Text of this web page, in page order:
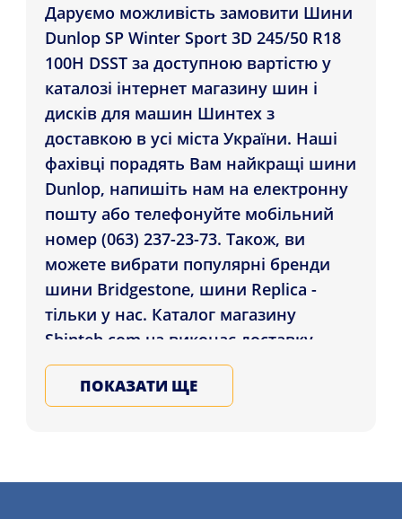
Даруємо можливість замовити Шини
Dunlop SP Winter Sport 3D 245/50 R18
100H DSST за доступною вартістю у
каталозі інтернет магазину шин і
дисків для машин Шинтех з
доставкою в усі міста України. Наші
фахівці порадять Вам найкращі шини
Dunlop, напишіть нам на електронну
пошту або телефонуйте мобільний
номер (063) 237-23-73. Також, ви
можете вибрати популярні бренди
шини Bridgestone, шини Replica -
тільки у нас. Каталог магазину
Shinteh.com.ua виконає доставку
Шини Dunlop SP Winter Sport 3D
245/50 R18 100H DSST які проживають
ПОКАЗАТИ ЩЕ